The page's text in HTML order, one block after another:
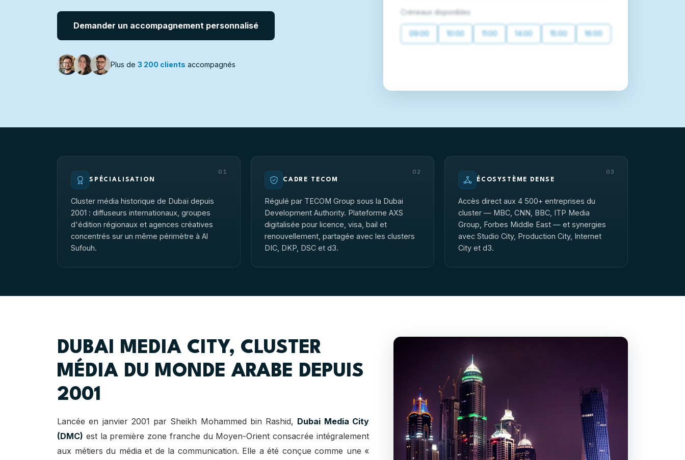
Demander un accompagnement personnalisé
Plus de 3 200 clients accompagnés
Créneaux disponibles
09:00 10:00 11:00 14:00 15:00 16:00
SPÉCIALISATION
01
Cluster média historique de Dubaï depuis
2001 : diffuseurs internationaux, groupes
d'édition régionaux et agences créatives
concentrés sur un même périmètre à Al
Sufouh.
CADRE TECOM
02
Régulé par TECOM Group sous la Dubai
Development Authority. Plateforme AXS
digitalisée pour licence, visa, bail et
renouvellement, partagée avec les clusters
DIC, DKP, DSC et d3.
ÉCOSYSTÈME DENSE
03
Accès direct aux 4 500+ entreprises du
cluster — MBC, CNN, BBC, ITP Media
Group, Forbes Middle East — et synergies
avec Studio City, Production City, Internet
City et d3.
DUBAI MEDIA CITY, CLUSTER
MÉDIA DU MONDE ARABE DEPUIS
2001
Lancée en janvier 2001 par Sheikh Mohammed bin Rashid, Dubai Media City
(DMC) est la première zone franche du Moyen-Orient consacrée intégralement
aux métiers du média et de la communication. Elle a été conçue comme une «